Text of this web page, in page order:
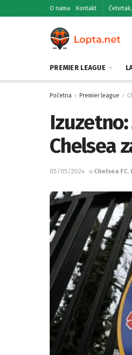
O nama Kontakt
PREMIER LEAGUE
Početna Premier league
Chelsea
05/05/2024 u Chelsea FC,